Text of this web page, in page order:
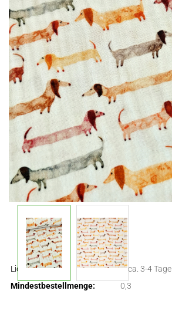
Lieferzeit: ca. 3-4 Tage
Mindestbestellmenge: 0,3